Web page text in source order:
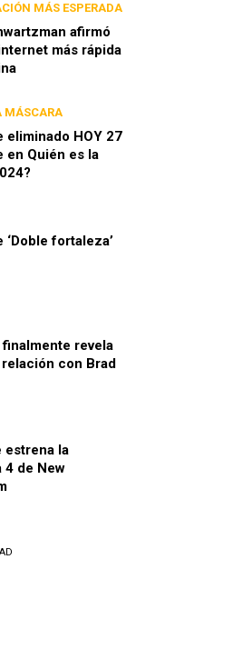
MÁS ESPERADA
afirmó
más rápida
MÁSCARA
eliminado HOY 27
en Quién es la
‘Doble fortaleza’
finalmente revela
con Brad
estrena la
4 de New